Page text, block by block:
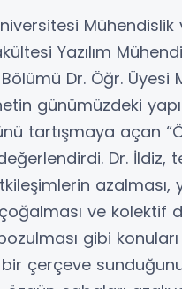
Mühendislik
Yazılım
Dr. Öğr. Üyesi
günümüzdeki
tartışmaya açan
Dr. İldiz,
azalması,
ve kolektif
gibi
çerçeve